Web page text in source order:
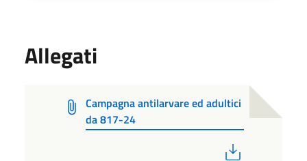
Allegati
Campagna antilarvare ed adultici
da 817-24